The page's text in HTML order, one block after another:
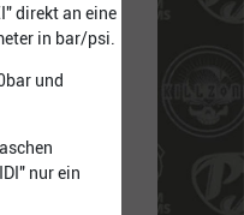
direkt an eine
in bar/psi.
und
nur ein